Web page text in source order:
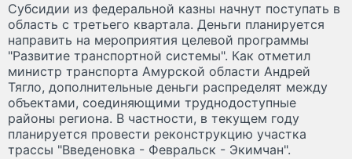
Субсидии из федеральной казны начнут поступать в
область с третьего квартала. Деньги планируется
направить на мероприятия целевой программы
"Развитие транспортной системы". Как отметил
министр транспорта Амурской области Андрей
Тягло, дополнительные деньги распределят между
объектами, соединяющими труднодоступные
районы региона. В частности, в текущем году
планируется провести реконструкцию участка
трассы "Введеновка - Февральск - Экимчан".